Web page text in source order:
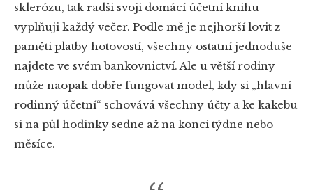
sklerózu, tak radši svoji domácí účetní knihu
vyplňuji každý večer. Podle mě je nejhorší lovit z
paměti platby hotovostí, všechny ostatní jednoduše
najdete ve svém bankovnictví. Ale u větší rodiny
může naopak dobře fungovat model, kdy si „hlavní
rodinný účetní“ schovává všechny účty a ke kakebu
si na půl hodinky sedne až na konci týdne nebo
měsíce.